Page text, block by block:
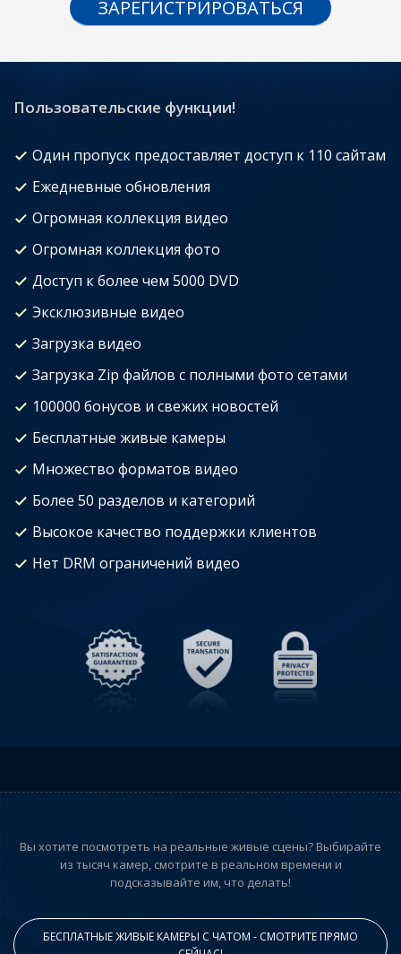
ЗАРЕГИСТРИРОВАТЬСЯ
Пользовательские функции!
Один пропуск предоставляет доступ к 110 сайтам
Ежедневные обновления
Огромная коллекция видео
Огромная коллекция фото
Доступ к более чем 5000 DVD
Эксклюзивные видео
Загрузка видео
Загрузка Zip файлов с полными фото сетами
100000 бонусов и свежих новостей
Бесплатные живые камеры
Множество форматов видео
Более 50 разделов и категорий
Высокое качество поддержки клиентов
Нет DRM ограничений видео
Вы хотите посмотреть на реальные живые сцены? Выбирайте
из тысяч камер, смотрите в реальном времени и
подсказывайте им, что делать!
БЕСПЛАТНЫЕ ЖИВЫЕ КАМЕРЫ С ЧАТОМ - СМОТРИТЕ ПРЯМО